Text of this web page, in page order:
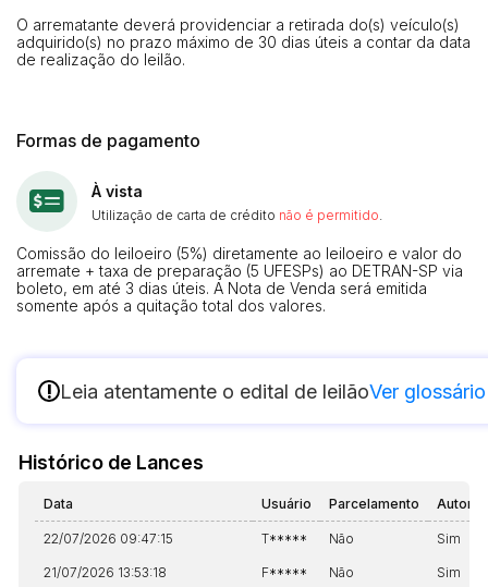
O arrematante deverá providenciar a retirada do(s) veículo(s)
adquirido(s) no prazo máximo de 30 dias úteis a contar da data
de realização do leilão.
Formas de pagamento
À vista
Utilização de carta de crédito não é permitido
Comissão do leiloeiro (5%) diretamente ao leiloeiro e valor do
arremate + taxa de preparação (5 UFESPs) ao DETRAN-SP via
boleto, em até 3 dias úteis. A Nota de Venda será emitida
somente após a quitação total dos valores.
! Leia atentamente o edital de leilãoVer
Histórico de Lances
Data Usuário Parcelamento
22/07/2026 09:47:15 T***** Não Sim
21/07/2026 13:53:18 F***** Não Sim